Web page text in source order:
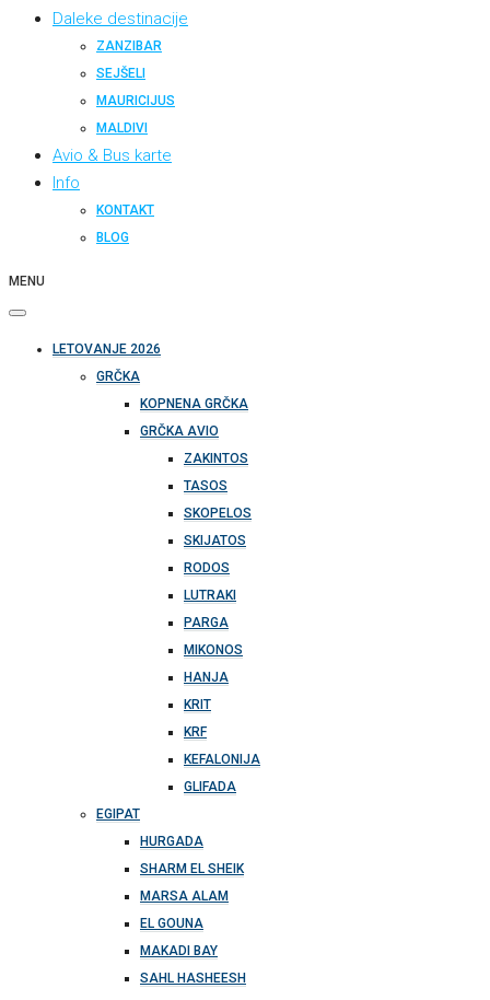
Daleke destinacije
ZANZIBAR
SEJŠELI
MAURICIJUS
MALDIVI
Avio & Bus karte
Info
KONTAKT
BLOG
MENU
LETOVANJE 2026
GRČKA
KOPNENA GRČKA
GRČKA AVIO
ZAKINTOS
TASOS
SKOPELOS
SKIJATOS
RODOS
LUTRAKI
PARGA
MIKONOS
HANJA
KRIT
KRF
KEFALONIJA
GLIFADA
EGIPAT
HURGADA
SHARM EL SHEIK
MARSA ALAM
EL GOUNA
MAKADI BAY
SAHL HASHEESH